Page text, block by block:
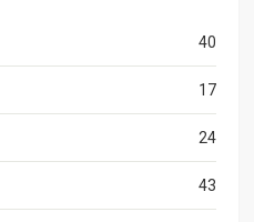
40
17
24
43